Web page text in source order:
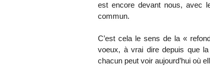
est encore devant nous, avec
commun.
C’est cela le sens de la «
voeux, à vrai dire depuis que
chacun peut voir aujourd’hui où